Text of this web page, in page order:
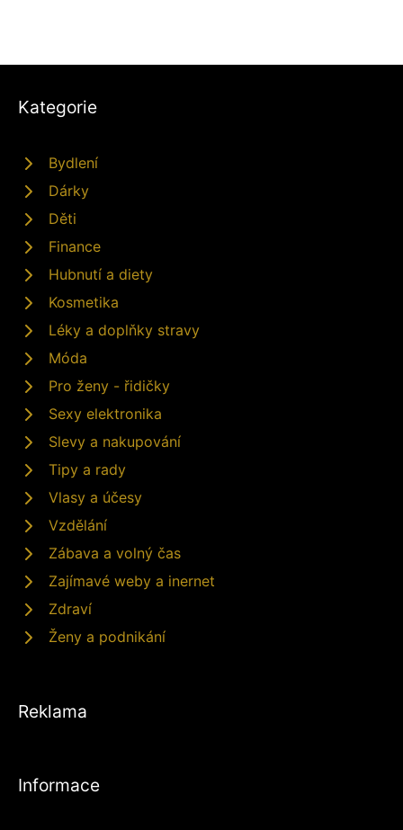
Kategorie
Bydlení
Dárky
Děti
Finance
Hubnutí a diety
Kosmetika
Léky a doplňky stravy
Móda
Pro ženy - řidičky
Sexy elektronika
Slevy a nakupování
Tipy a rady
Vlasy a účesy
Vzdělání
Zábava a volný čas
Zajímavé weby a inernet
Zdraví
Ženy a podnikání
Reklama
Informace